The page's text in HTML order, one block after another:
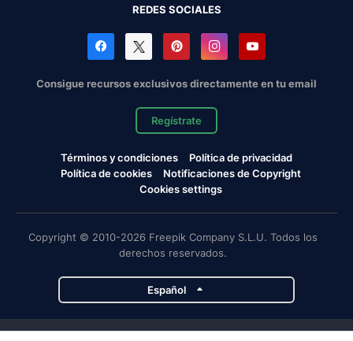
REDES SOCIALES
Consigue recursos exclusivos directamente en tu email
Regístrate
Términos y condiciones
Política de privacidad
Política de cookies
Notificaciones de Copyright
Cookies settings
Copyright © 2010-2026 Freepik Company S.L.U. Todos los
derechos reservados.
Español